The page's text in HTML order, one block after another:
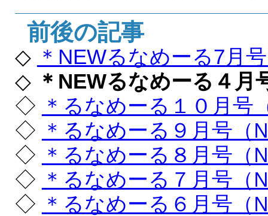
前後の記事
◇ ＊NEWるなめーる7月
◇ ＊NEWるなめーる４
◇ ＊るなめーる１０月
◇ ＊るなめーる９月号
◇ ＊るなめーる８月号
◇ ＊るなめーる７月号
◇ ＊るなめーる６月号